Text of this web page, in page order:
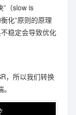
”（slow is
化”原则的原理
稳定会导致优化
，所以我们转换